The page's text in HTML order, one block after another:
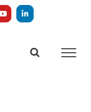
YouTubeLinkedIn